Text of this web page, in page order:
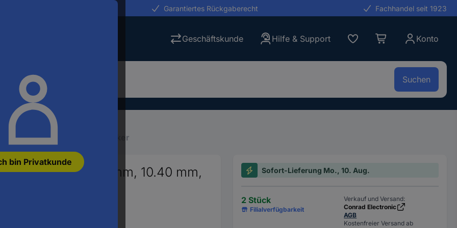
bin Privatkunde
Garantiertes Rückgaberecht Fachhandel seit 1923
Geschäftskunde Hilfe & Support Konto
Suchen
Senker
Set 6.30 mm, 10.40 mm,
Sofort-Lieferung Mo., 10. Aug.
2 Stück
Filialverfügbarkeit
Verkauf und Versand:
Conrad Electronic
AGB
Kostenfreier Versand ab